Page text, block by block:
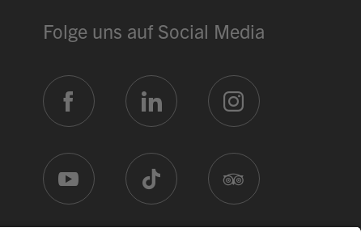
Folge uns auf Social Media
Réception
Mercato
Piazza
Bar Baulüüt
Sportarena
Jugendbeiz G10